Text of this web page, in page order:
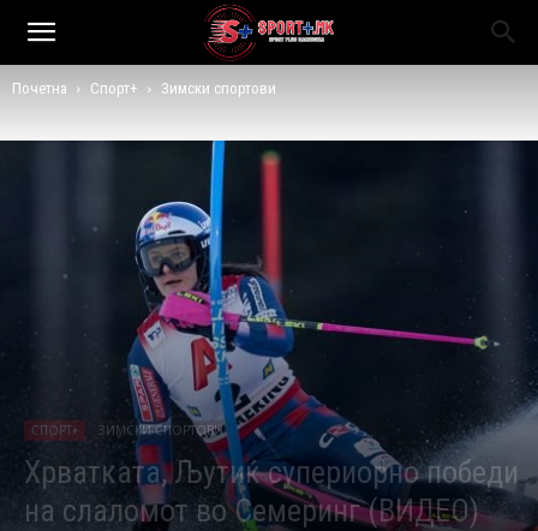
Почетна Спорт+ Зимски спортови
СПОРТ+ ЗИМСКИ СПОРТОВИ
Хрватката, Љутиќ супериорно победи
на слаломот во Семеринг (ВИДЕО)